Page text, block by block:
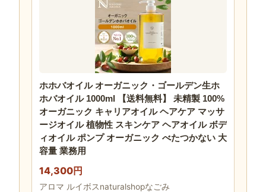
ホホバオイル オーガニック・ゴールデン生ホ
ホバオイル 1000ml 【送料無料】 未精製 100%
オーガニック キャリアオイル ヘアケア マッサ
ージオイル 植物性 スキンケア ヘアオイル ボデ
ィオイル ポンプ オーガニック べたつかない 大
容量 業務用
14,300円
アロマ ルイボスnaturalshopなごみ